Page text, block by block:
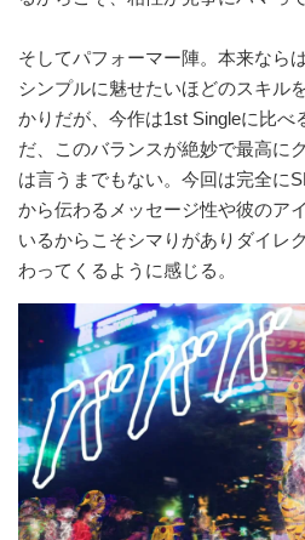
そしてパフォーマー陣。本来なら
シンプルに魅せたいほどのスキル
かりだが、今作は1st Singleに比べ
だ、このバランスが絶妙で最高に
は言うまでもない。今回は完全に
から伝わるメッセージ性や彼のア
いるからこそシマりがありダイレ
わってくるように感じる。